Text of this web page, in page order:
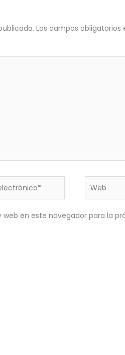
Los campos obligatorios
en este navegador para la